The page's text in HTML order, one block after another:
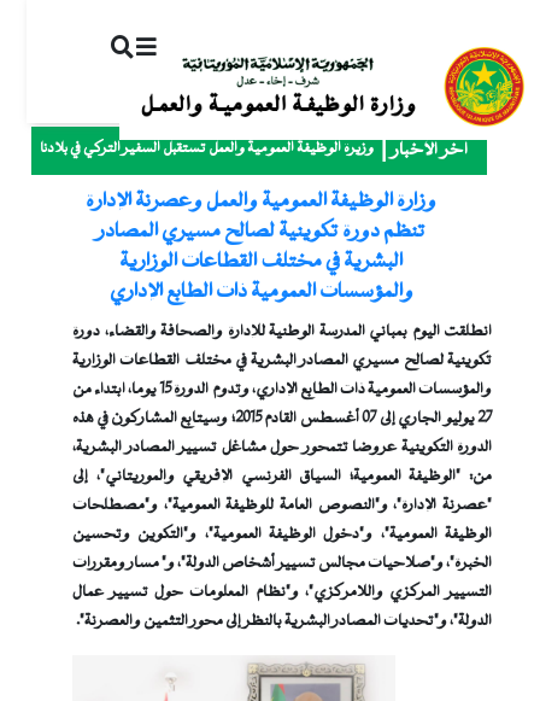
آخر الأخبار وزيرة الوظيفة العمومية والعمل تستقبل السفير التركي في بلادنا
وزارة الوظيفة العمومية والعمل وعصرنة الإدارة
تنظم دورة تكوينية لصالح مسيري المصادر
البشرية في مختلف القطاعات الوزارية
والمؤسسات العمومية ذات الطابع الإداري
انطلقت اليوم بمباني المدرسة الوطنية للإدارة والصحافة والقضاء، دورة
تكوينية لصالح مسيري المصادر البشرية في مختلف القطاعات الوزارية
والمؤسسات العمومية ذات الطابع الإداري، وتدوم الدورة 15 يوما، ابتداء من
27 يوليو الجاري إلى 07 أغسطس القادم 2015؛ وسيتابع المشاركون في هذه
الدورة التكوينية عروضا تتمحور حول مشاغل تسيير المصادر البشرية،
من: "الوظيفة العمومية؛ السياق الفرنسي الإفريقي والموريتاني"، إلى
"عصرنة الإدارة"، و"النصوص العامة للوظيفة العمومية"، و"مصطلحات
الوظيفة العمومية"، و"دخول الوظيفة العمومية"، و"التكوين وتحسين
الخبرة"، و"صلاحيات مجالس تسيير أشخاص الدولة"، و" مسار ومقررات
التسيير المركزي واللامركزي"، و"نظام المعلومات حول تسيير عمال
الدولة"، و"تحديات المصادر البشرية بالنظر إلى محور التثمين والعصرنة".